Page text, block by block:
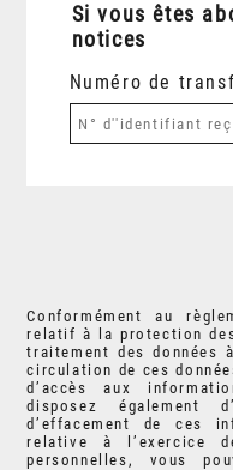
Si vous êtes
notices
Numéro de
Conformément au
relatif à la protection des
traitement des données
circulation de ces
d’accès aux
disposez
d’effacement de ces
relative à l’exercice
personnelles, vous